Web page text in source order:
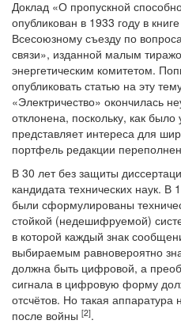
Доклад «О пропускной
опубликован в 1933 году в
Всесоюзному съезду по
связи», изданной малым
энергетическим комитетом.
опубликовать статью на эту
«Электричество» окончилась
отклонена, поскольку, как
представляет интереса для
портфель редакции
В 30 лет без защиты
кандидата технических наук.
были сформулированы
стойкой (недешифруемой)
в которой каждый знак
выбираемым равновероятно
должна быть цифровой, а
сигнала в цифровую форму
отсчётов. Но такая аппаратура
после войны [2].